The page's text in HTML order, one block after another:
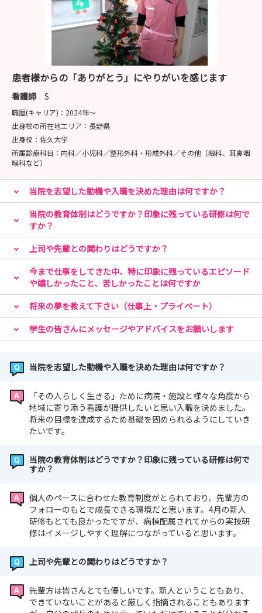
患者様からの「ありがとう」にやりがいを感じます
看護師 S
職歴(キャリア)： 2024年〜
出身校の所在地エリア： 長野県
出身校： 佐久大学
所属診療科目： 内科／小児科／整形外科・形成外科／その他（眼科、耳鼻咽
喉科など）
当院を志望した動機や入職を決めた理由は何ですか？
当院の教育体制はどうですか？印象に残っている研修は何で
すか？
上司や先輩との関わりはどうですか？
今まで仕事をしてきた中、特に印象に残っているエピソード
や嬉しかったこと、苦しかったことは何ですか
将来の夢を教えて下さい（仕事上・プライベート）
学生の皆さんにメッセージやアドバイスをお願いします
当院を志望した動機や入職を決めた理由は何ですか？
「その人らしく生きる」ために病院・施設と様々な角度から
地域に寄り添う看護が提供したいと思い入職を決めました。
将来の目標を達成するため基礎を固められるようにしていき
たいです。
当院の教育体制はどうですか？印象に残っている研修は何で
すか？
個人のペースに合わせた教育制度がとられており、先輩方の
フォローのもとで成長できる環境だと思います。4月の新人
研修もとても良かったですが、病棟配属されてからの実技研
修はイメージしやすく理解につながっていると思います。
上司や先輩との関わりはどうですか？
先輩方は皆さんとても優しいです。新人ということもあり、
できていないことがあると厳しく指摘されることもあります